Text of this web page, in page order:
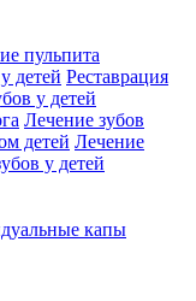
пульпита
детей Реставрация
у детей
Лечение зубов
детей Лечение
у детей
капы